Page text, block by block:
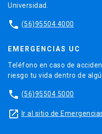
Universidad.
phone (56)95504 4000
EMERGENCIAS UC
Teléfono en caso de
riesgo tu vida dentro de
phone (56)95504 5000
launch Ir al sitio de